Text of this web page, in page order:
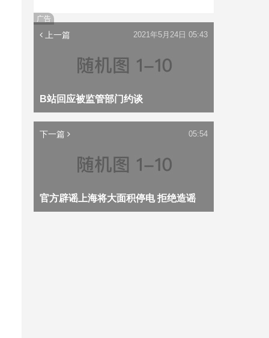
广告
上一篇
B站回应被监管部门约谈
2021年5月24日 05:43
下一篇
官方辟谣上海将大面积停电 拒绝造谣
05:54